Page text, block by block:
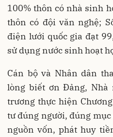
100% thôn có nhà sinh
thôn có đội văn nghệ;
điện lưới quốc gia đạt
sử dụng nước sinh hoạt
Cán bộ và Nhân dân
lòng biết ơn Đảng, Nhà
trương thực hiện
tư đúng người, đúng
nguồn vốn, phát huy